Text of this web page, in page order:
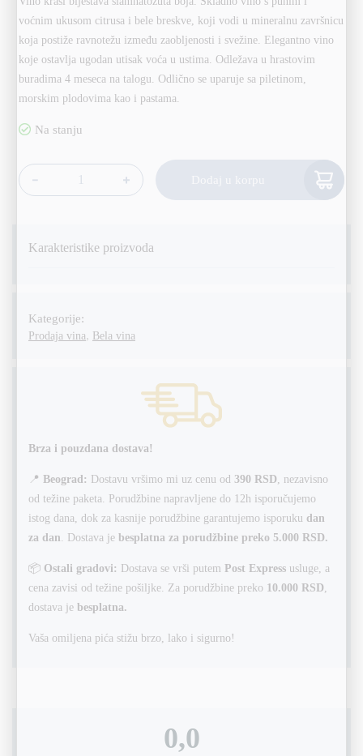
voćnim ukusom citrusa i bele breskve, koji vodi u mineralnu završnicu
koja postiže ravnotežu između zaobljenosti i svežine. Elegantno vino
koje ostavlja ugodan utisak voća u ustima. Odležava u hrastovim
buradima 4 meseca na talogu. Odlično se uparuje sa piletinom,
morskim plodovima kao i pastama.
Mouton Cadet Blanc 75cl količina
Alternative:
Karakteristike proizvoda
Kategorije:
Prodaja vina, Bela vina
Brza i pouzdana dostava!
📍 Beograd: Dostavu vršimo mi uz cenu od 390 RSD, nezavisno
od težine paketa. Porudžbine napravljene do 12h isporučujemo
istog dana, dok za kasnije porudžbine garantujemo isporuku dan
za dan. Dostava je besplatna za porudžbine preko 5.000 RSD.
📦 Ostali gradovi: Dostava se vrši putem Post Express usluge, a
cena zavisi od težine pošiljke. Za porudžbine preko 10.000 RSD,
dostava je besplatna.
Vaša omiljena pića stižu brzo, lako i sigurno!
0,0